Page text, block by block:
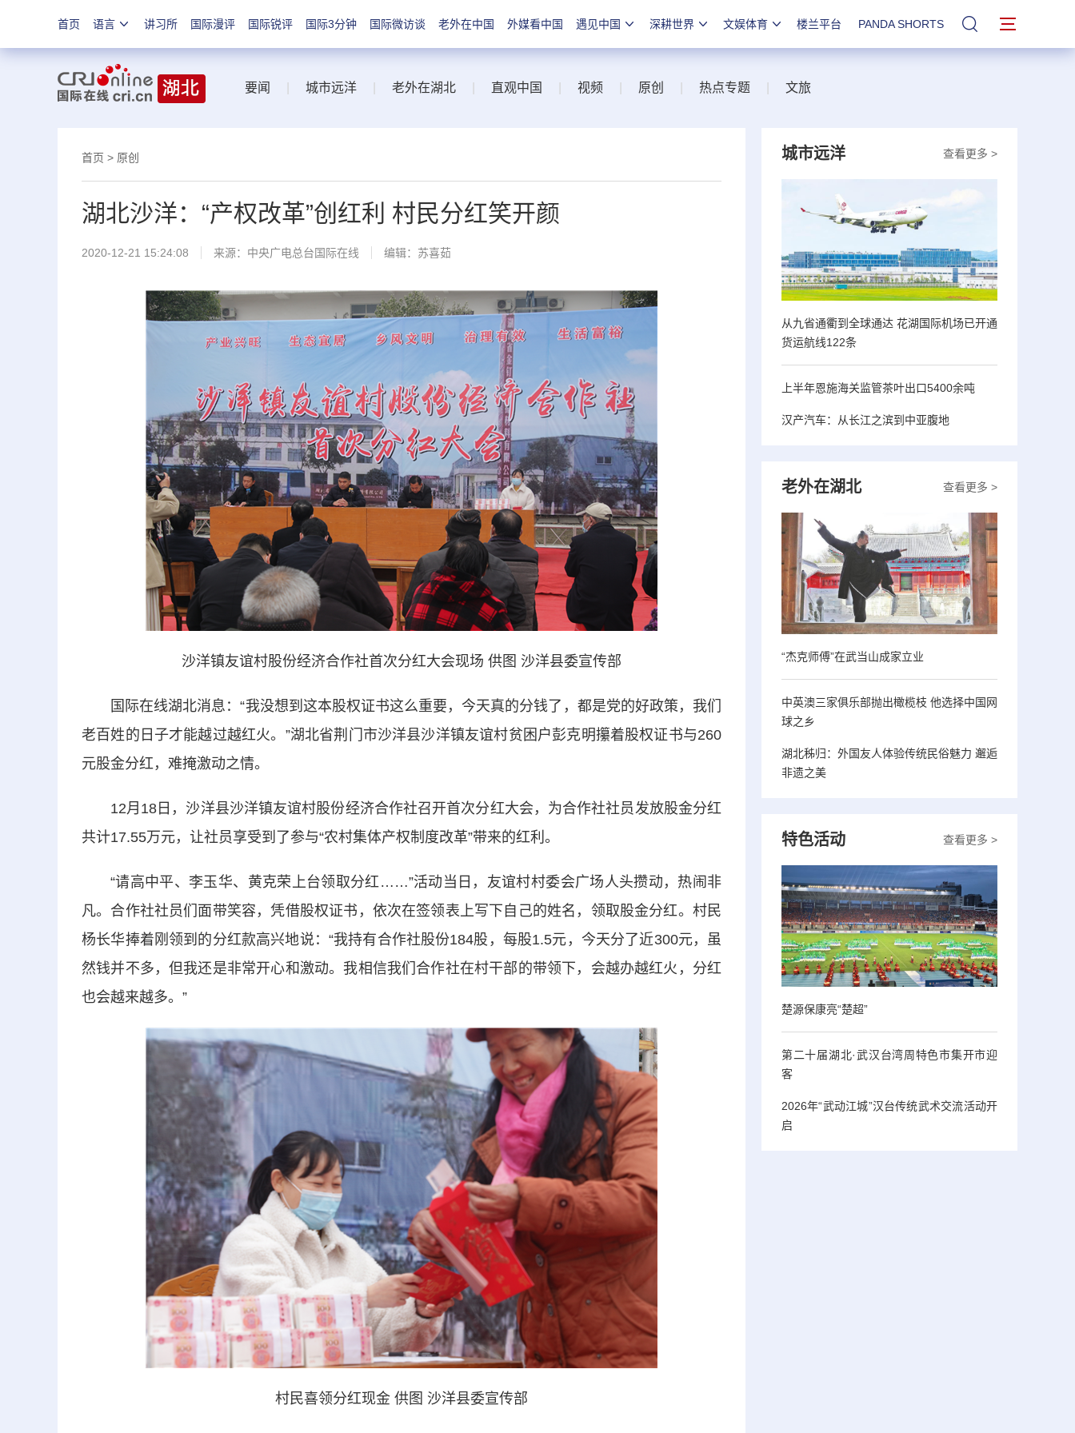
首页 语言 讲习所 国际漫评 国际锐评 国际3分钟 国际微访谈 老外在中国 外媒看中国 遇见中国 深耕世界 文娱体育 楼兰平台 PANDA SHORTS 站内搜索
要闻 城市远洋 老外在湖北 直观中国 视频 原创 热点专题 文旅
首页 > 原创
湖北沙洋：“产权改革”创红利 村民分红笑开颜
2020-12-21 15:24:08 来源： 中央广电总台国际在线 编辑：苏喜茹
沙洋镇友谊村股份经济合作社首次分红大会现场 供图 沙洋县委宣传部
国际在线湖北消息：“我没想到这本股权证书这么重要，今天真的分钱了，都是党的好政策，我们
老百姓的日子才能越过越红火。”湖北省荆门市沙洋县沙洋镇友谊村贫困户彭克明攥着股权证书与260
元股金分红，难掩激动之情。
12月18日，沙洋县沙洋镇友谊村股份经济合作社召开首次分红大会，为合作社社员发放股金分红
共计17.55万元，让社员享受到了参与“农村集体产权制度改革”带来的红利。
“请高中平、李玉华、黄克荣上台领取分红……”活动当日，友谊村村委会广场人头攒动，热闹非
凡。合作社社员们面带笑容，凭借股权证书，依次在签领表上写下自己的姓名，领取股金分红。村民
杨长华捧着刚领到的分红款高兴地说：“我持有合作社股份184股，每股1.5元，今天分了近300元，虽
然钱并不多，但我还是非常开心和激动。我相信我们合作社在村干部的带领下，会越办越红火，分红
也会越来越多。”
村民喜领分红现金 供图 沙洋县委宣传部
查看更多 >
城市远洋
从九省通衢到全球通达 花湖国际机场已开通
货运航线122条
上半年恩施海关监管茶叶出口5400余吨
汉产汽车：从长江之滨到中亚腹地
查看更多 >
老外在湖北
“杰克师傅”在武当山成家立业
中英澳三家俱乐部抛出橄榄枝 他选择中国网
球之乡
湖北秭归：外国友人体验传统民俗魅力 邂逅
非遗之美
查看更多 >
特色活动
楚源保康亮“楚超”
第二十届湖北·武汉台湾周特色市集开市迎
客
2026年“武动江城”汉台传统武术交流活动开
启